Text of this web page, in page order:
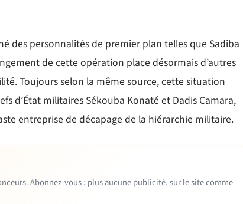
des personnalités de premier plan telles que Sadiba
de cette opération place désormais d’autres
Toujours selon la même source, cette situation
d’État militaires Sékouba Konaté et Dadis Camara,
entreprise de décapage de la hiérarchie militaire.
Abonnez-vous : plus aucune publicité, sur le site comme